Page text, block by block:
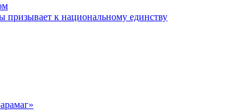
призывает к национальному единству